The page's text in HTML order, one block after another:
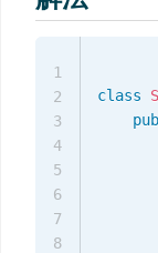
class
1
2
3
4
5
6
7
8